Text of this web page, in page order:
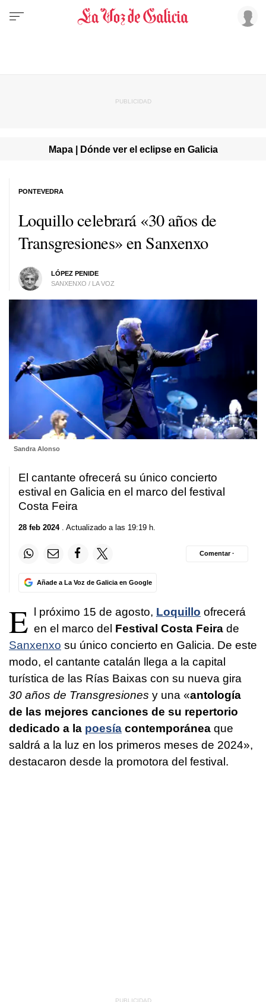
Mapa | Dónde ver el eclipse en Galicia
Loquillo celebrará «30 años de
Transgresiones» en Sanxenxo
LÓPEZ PENIDE
SANXENXO / LA VOZ
PONTEVEDRA
Sandra Alonso
El cantante ofrecerá su único concierto
estival en Galicia en el marco del festival
Costa Feira
28 feb 2024. Actualizado a las 19:19 h.
Añade a La Voz de Galicia en Google
Comentar ·
E l próximo 15 de agosto, Loquillo ofrecerá
en el marco del Festival Costa Feira de
Sanxenxo su único concierto en Galicia. De este
modo, el cantante catalán llega a la capital
turística de las Rías Baixas con su nueva gira
30 años de Transgresiones y una «antología
de las mejores canciones de su repertorio
dedicado a la poesía contemporánea que
saldrá a la luz en los primeros meses de 2024»,
destacaron desde la promotora del festival.